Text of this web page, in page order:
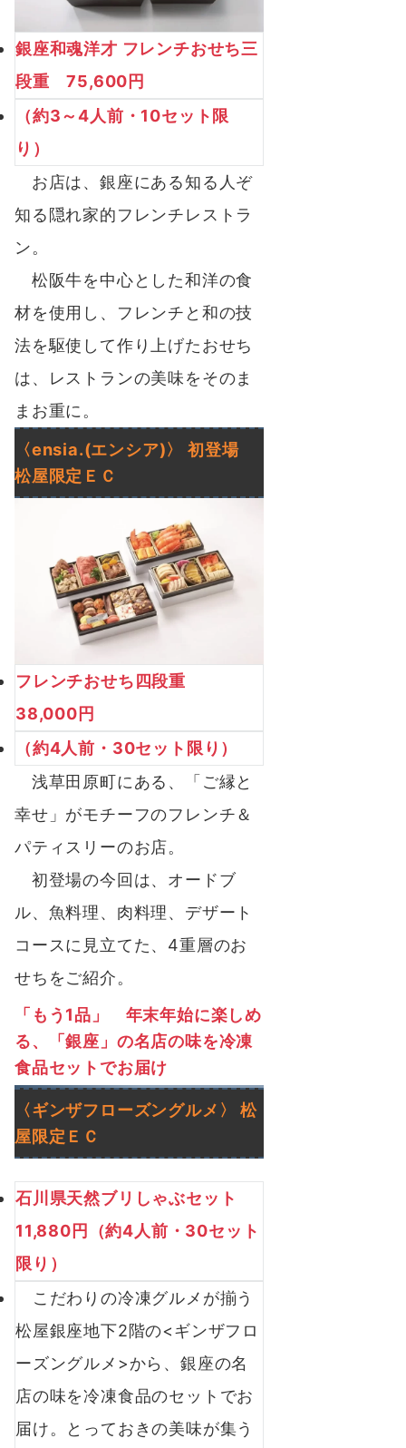
銀座和魂洋才 フレンチおせち三
段重 75,600円
（約3～4人前・10セット限
り）
お店は、銀座にある知る人ぞ
知る隠れ家的フレンチレストラ
ン。
松阪牛を中心とした和洋の食
材を使用し、フレンチと和の技
法を駆使して作り上げたおせち
は、レストランの美味をそのま
まお重に。
〈ensia.(エンシア)〉
初登場
松屋限定ＥＣ
フレンチおせち四段重
38,000円
（約4人前・30セット限り）
浅草田原町にある、「ご縁と
幸せ」がモチーフのフレンチ＆
パティスリーのお店。
初登場の今回は、オードブ
ル、魚料理、肉料理、デザート
コースに見立てた、4重層のお
せちをご紹介。
「もう1品」 年末年始に楽しめ
る、「銀座」の名店の味を冷凍
食品セットでお届け
〈ギンザフローズングルメ〉
松
屋限定 ＥＣ
石川県天然ブリしゃぶセット
11,880円（約4人前・30セット
限り）
こだわりの冷凍グルメが揃う
松屋銀座地下2階の<ギンザフロ
ーズングルメ>から、銀座の名
店の味を冷凍食品のセットでお
届け。とっておきの美味が集う